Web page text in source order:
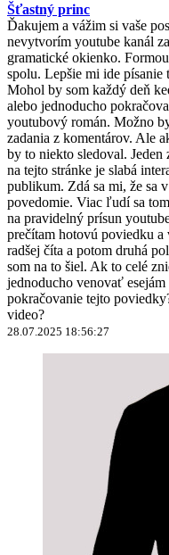
Šťastný princ
Ďakujem a vážim si vaše
nevytvorím youtube kanál
gramatické okienko.
spolu. Lepšie mi ide písanie
Mohol by som každý deň
alebo jednoducho
youtubový román. Možno
zadania z komentárov. Ale
by to niekto sledoval.
na tejto stránke je slabá
publikum. Zdá sa mi, že sa
povedomie. Viac ľudí sa
na pravidelný prísun
prečítam hotovú poviedku
radšej číta a potom druhá
som na to šiel. Ak to celé
jednoducho venovať
pokračovanie tejto
video?
28.07.2025 18:56:27